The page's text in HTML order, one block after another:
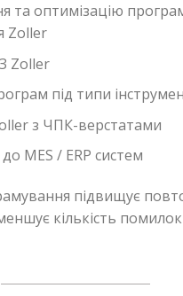
та оптимізацію
Zoller
Zoller
під типи
з ЧПК-верстатами
MES / ERP систем
підвищує
кількість